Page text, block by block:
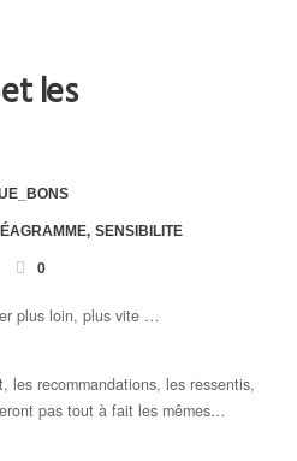
les
, SENSIBILITE
0
plus loin, plus vite …
les recommandations, les ressentis,
pas tout à fait les mêmes…